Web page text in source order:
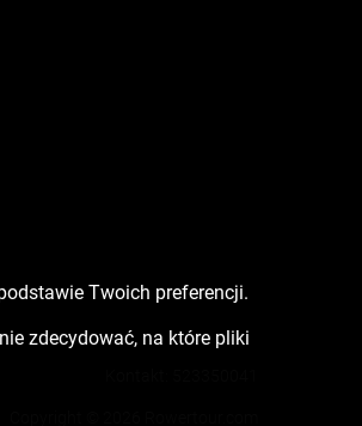
Twoich preferencji.
zdecydować, na które pliki